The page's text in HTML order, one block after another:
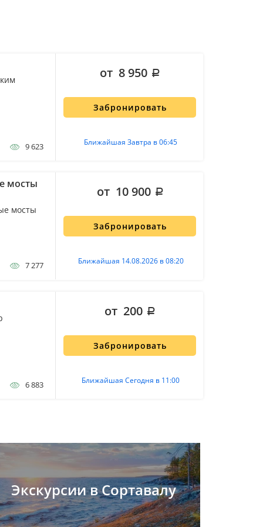
9 623
Забронировать
Ближайшая Завтра в 06:45
от 8 950
мосты
мосты
7 277
Забронировать
Ближайшая 14.08.2026 в 08:20
от 10 900
6 883
Забронировать
Ближайшая Сегодня в 11:00
от 200
Экскурсии в Сортавалу